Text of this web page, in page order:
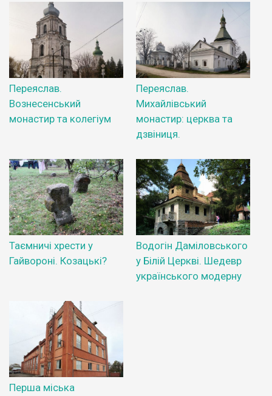
Переяслав.
Вознесенський
монастир та колегіум
Переяслав.
Михайлівський
монастир: церква та
дзвіниця.
Таємничі хрести у
Гайвороні. Козацькі?
Водогін Даміловського
у Білій Церкві. Шедевр
українського модерну
Перша міська